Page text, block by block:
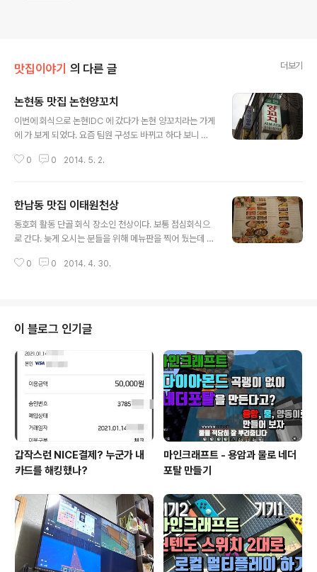
맛집이야기 의 다른 글 더보기
논현동 맛집 논현양꼬치
이번에 회식으로 논현IDC 에 갔다가 논현 양꼬치라는 가게
에 가 보게 되었다. 요즘 팀원 구성도 바뀌고 하다 보니 회
들어와서 처음이 아니었을 까. 논현IDC 에서 걸어서 갔는
렴한 가격의 음식 들. 한남동, 이태원 물가에 익숙해 져 버
린 건지 생각 보다 싸다는 생각이 들었다. 이런들 저런들 꼬
치집에서는 역시 꼬치가 주인공 소스랑 기타 반찬(?) 들이
같은 가루를 줌. 이런저런 것들이 섞여 있는 듯 하다. 불 대
0 0 2014. 5. 2.
한남동 맛집 이태원천상
동호회 활동 단골 회식 장소인 천상이다. 보통 점심회식으
로 간다. 늦게 오시는 분들을 위해 메뉴판을 찍어 뒀는데 잘
먹는 편인데 이번에는 다른 걸 시켜 보기로 하였다. 이번 선
히지 않은 튀김을 가라아게라고 부른다고 한다. 결국 닭튀
김. 다꼬야끼이다. 맛있다. 냠냠 ㅎ 매번 많이 시킨 거 같지
않으면서 맛있게 배터지게 먹고 나오게 되는 곳이다. 이태
원천상 한남점인데 한남동이 이태원이랑 가까워서 이름만
들으면 이태원인거 같다. 다음에는 또 무엇을 먹어 볼까?
0 0 2014. 4. 30.
이 블로그 인기글
갑작스런 NICE결제? 누군가 내
카드를 해킹했나?
마인크래프트 - 용암과 물로 네더
포탈 만들기